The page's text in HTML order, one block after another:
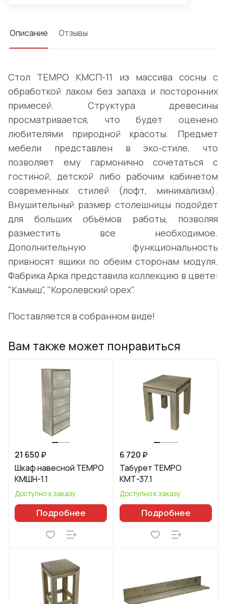
Описание Отзывы
Стол TEMPO КМСП-11 из массива сосны с
обработкой лаком без запаха и посторонних
примесей. Структура древесины
просматривается, что будет оценено
любителями природной красоты. Предмет
мебели представлен в эко-стиле, что
позволяет ему гармонично сочетаться с
гостиной, детской либо рабочим кабинетом
современных стилей (лофт, минимализм).
Внушительный размер столешницы подойдет
для больших объёмов работы, позволяя
разместить все необходимое.
Дополнительную функциональность
привносят ящики по обеим сторонам модуля.
Фабрика Арка представила коллекцию в цвете:
"Камыш", "Королевский орех".
Поставляется в собранном виде!
Вам также может понравиться
21 650 ₽
Шкаф навесной TEMPO
КМШН-1.1
Доступно к заказу
Подробнее
6 720 ₽
Табурет TEMPO
КМТ-37.1
Доступно к заказу
Подробнее